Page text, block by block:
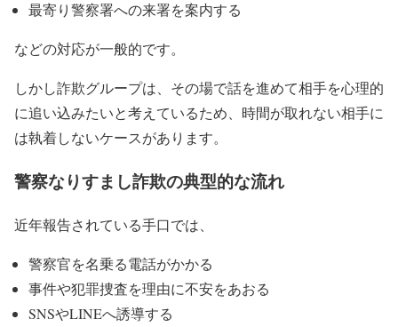
最寄り警察署への来署を案内する
などの対応が一般的です。
しかし詐欺グループは、その場で話を進めて相手を心理的
に追い込みたいと考えているため、時間が取れない相手に
は執着しないケースがあります。
警察なりすまし詐欺の典型的な流れ
近年報告されている手口では、
警察官を名乗る電話がかかる
事件や犯罪捜査を理由に不安をあおる
SNSやLINEへ誘導する